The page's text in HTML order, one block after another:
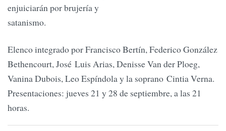
enjuiciarán por brujería y
satanismo.
Elenco integrado por Francisco Bertín, Federico González
Bethencourt, José Luis Arias, Denisse Van der Ploeg,
Vanina Dubois, Leo Espíndola y la soprano Cintia Verna.
Presentaciones: jueves 21 y 28 de septiembre, a las 21
horas.